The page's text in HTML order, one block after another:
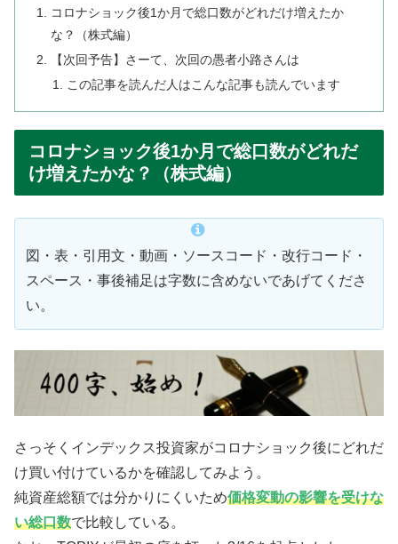
コロナショック後1か月で総口数がどれだけ増えたか
な？（株式編）
【次回予告】さーて、次回の愚者小路さんは
この記事を読んだ人はこんな記事も読んでいます
コロナショック後1か月で総口数がどれだ
け増えたかな？（株式編）
図・表・引用文・動画・ソースコード・改行コード・
スペース・事後補足は字数に含めないであげてくださ
い。
さっそくインデックス投資家がコロナショック後にどれだ
け買い付けているかを確認してみよう。
純資産総額では分かりにくいため価格変動の影響を受けな
い総口数で比較している。